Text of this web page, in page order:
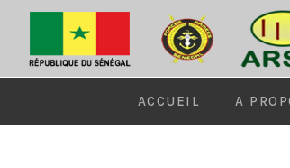
ACCUEIL A